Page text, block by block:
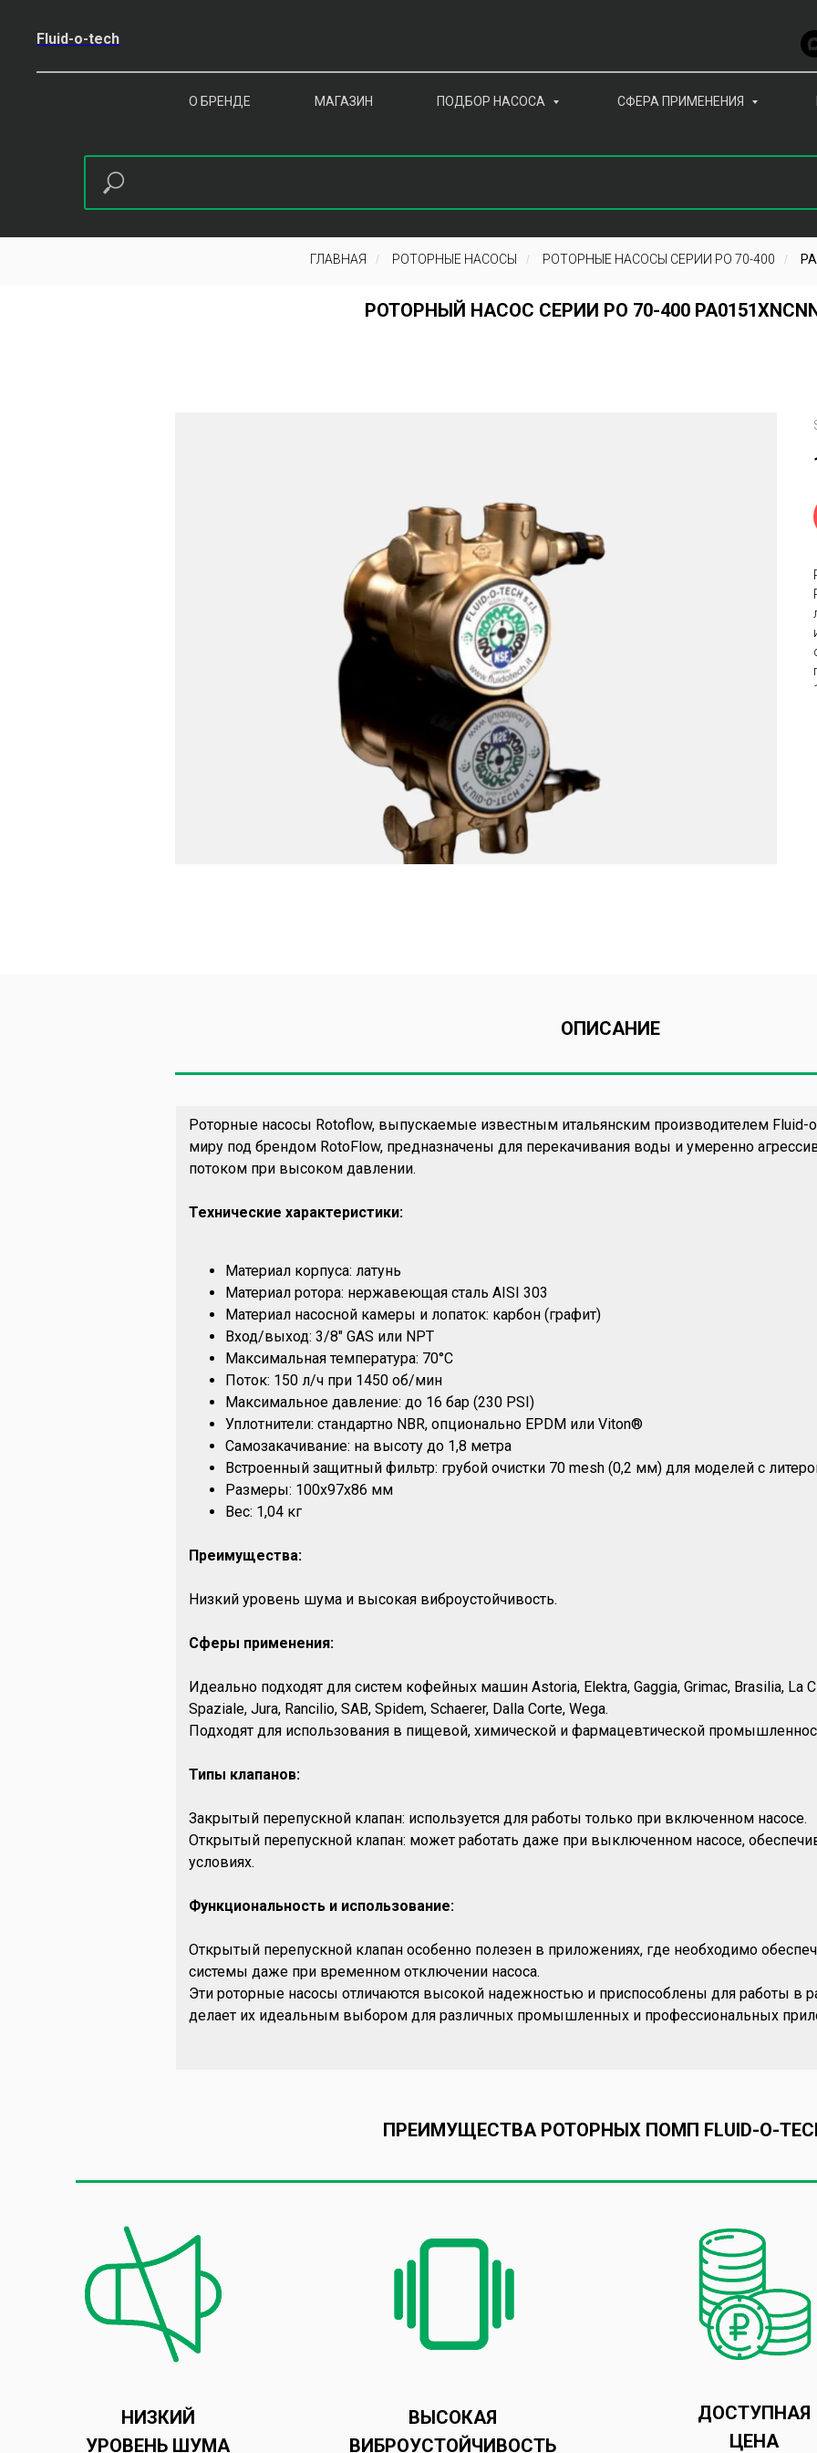
Fluid-o-tech
О БРЕНДЕ МАГАЗИН ПОДБОР НАСОСА СФЕРА ПРИМЕНЕНИЯ
ГЛАВНАЯ / РОТОРНЫЕ НАСОСЫ / РОТОРНЫЕ НАСОСЫ СЕРИИ РО 70-400 /
РОТОРНЫЙ НАСОС СЕРИИ РО 70-400
ОПИСАНИЕ
ПРЕИМУЩЕСТВА РОТОРНЫХ ПОМП FLUID-O-
НИЗКИЙ
УРОВЕНЬ ШУМА
ВЫСОКАЯ
ВИБРОУСТОЙЧИВОСТЬ
ДОСТУПНАЯ
ЦЕНА
Роторные насосы Rotoflow, выпускаемые известным итальянским производителем
миру под брендом RotoFlow, предназначены для перекачивания воды и умеренно
потоком при высоком давлении.
Технические характеристики:
Материал корпуса: латунь
Материал ротора: нержавеющая сталь AISI 303
Материал насосной камеры и лопаток: карбон (графит)
Вход/выход: 3/8" GAS или NPT
Максимальная температура: 70°C
Поток: 150 л/ч при 1450 об/мин
Максимальное давление: до 16 бар (230 PSI)
Уплотнители: стандартно NBR, опционально EPDM или Viton®
Самозакачивание: на высоту до 1,8 метра
Встроенный защитный фильтр: грубой очистки 70 mesh (0,2 мм) для моделей с
Размеры: 100х97х86 мм
Вес: 1,04 кг
Преимущества:
Низкий уровень шума и высокая виброустойчивость.
Сферы применения:
Идеально подходят для систем кофейных машин Astoria, Elektra, Gaggia, Grimac, Brasilia, La
Spaziale, Jura, Rancilio, SAB, Spidem, Schaerer, Dalla Corte, Wega.
Подходят для использования в пищевой, химической и фармацевтической
Типы клапанов:
Закрытый перепускной клапан: используется для работы только при включенном насосе.
Открытый перепускной клапан: может работать даже при выключенном насосе,
условиях.
Функциональность и использование:
Открытый перепускной клапан особенно полезен в приложениях, где необходимо
системы даже при временном отключении насоса.
Эти роторные насосы отличаются высокой надежностью и приспособлены для работы в
делает их идеальным выбором для различных промышленных и профессиональных